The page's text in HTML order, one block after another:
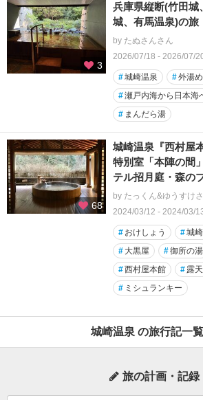
3
兵庫県縦断(竹田城
城、有馬温泉)の旅
by たぬさんさん
2026/07/18 - 2026/07/
#城崎温泉 #外湯
#瀬戸内海から日本海
# まんだら湯
68
城崎温泉『西村屋
特別室「本陣の間
テル招月庭・森の
by たっくん&ゆうすけ
2024/03/12 - 2024/03/
# おけしょう #城
# 大黒屋 #御所の湯
#西村屋本館 # 露
# ミシュランキー
城崎温泉 の旅行記一覧
旅の計画・記録